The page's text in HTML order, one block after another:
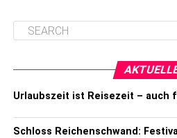
Urlaubszeit ist Reisezeit – auch
Schloss Reichenschwand: